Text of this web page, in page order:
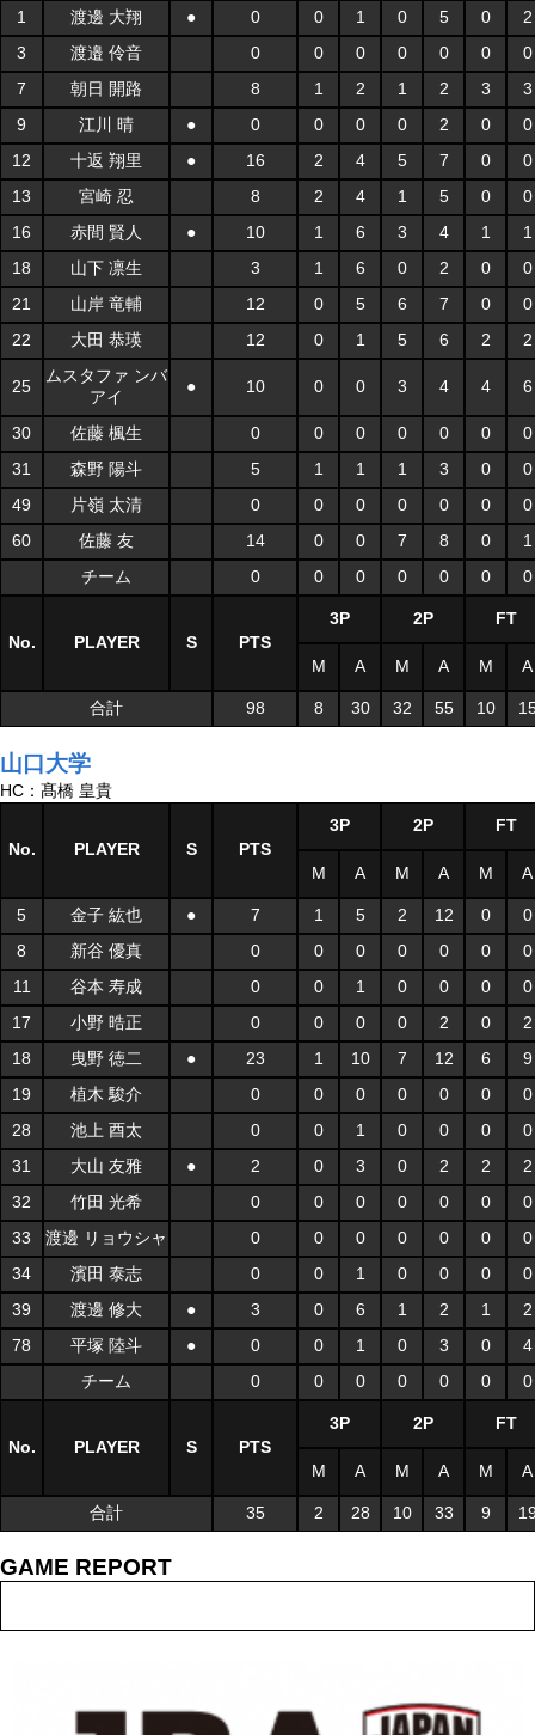
1 渡邊 大翔 ● 0 0 1 0 5 0
2
3
渡邉 伶音 0 0 0 0 0 0
0
7
朝日 開路 8 1 2 1 2 3
3
9
江川 晴 ● 0 0 0 0 2 0
0
12
十返 翔里 ● 16 2 4 5 7 0
0
13
宮崎 忍 8 2 4 1 5 0
0
16
赤間 賢人 ● 10 1 6 3 4 1
1
18
山下 凛生 3 1 6 0 2 0
0
21
山岸 竜輔 12 0 5 6 7 0
0
22
大田 恭瑛 12 0 1 5 6 2 2
25
ムスタファ ンバ
アイ
● 10 0 0 3 4 4 6
30 佐藤 楓生 0 0 0 0 0 0
0
31
森野 陽斗 5 1 1 1 3 0
0
49
片嶺 太清 0 0 0 0 0 0
0
60
佐藤 友 14 0 0 7 8 0
1
チーム
0 0 0 0 0 0 0
No. PLAYER S PTS
3P 2P FT
M A M A M A
合計 98 8 30 32 55 10
山口大学
HC：髙橋 皇貴
No. PLAYER S PTS
3P 2P FT
M A M A M A
5 金子 紘也 ● 7 1 5 2 12 0
0
8
新谷 優真 0 0 0 0 0 0
0
11
谷本 寿成 0 0 1 0 0 0
0
17
小野 晧正 0 0 0 0 2 0
2
18
曳野 徳二 ● 23 1 10 7 12 6
9
19
植木 駿介 0 0 0 0 0 0
0
28
池上 酉太 0 0 1 0 0 0
0
31
大山 友雅 ● 2 0 3 0 2 2
2
32
竹田 光希 0 0 0 0 0 0
0
33
渡邊 リョウシャ 0 0 0 0 0 0
0
34
濱田 泰志 0 0 1 0 0 0
0
39
渡邊 修大 ● 3 0 6 1 2 1
2
78
平塚 陸斗 ● 0 0 1 0 3 0
4
チーム
0 0 0 0 0 0 0
No. PLAYER S PTS
3P 2P FT
M A M A M A
合計 35 2 28 10 33 9
GAME REPORT